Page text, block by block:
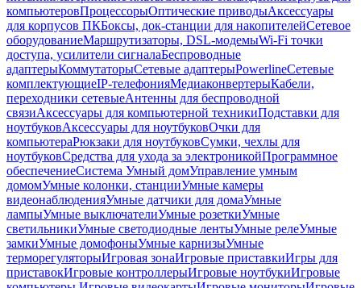
компьютеровПроцессорыОптические приводыАксессуары
для корпусов ПКБоксы, док-станции для накопителейСетевое
оборудованиеМаршрутизаторы, DSL-модемыWi-Fi точки
доступа, усилители сигналаБеспроводные
адаптерыКоммутаторыСетевые адаптерыPowerlineСетевые
комплектующиеIP-телефонияМедиаконвертерыКабели,
переходники сетевыеАнтенны для беспроводной
связиАксессуары для компьютерной техникиПодставки для
ноутбуковАксессуары для ноутбуковОчки для
компьютераРюкзаки для ноутбуковСумки, чехлы для
ноутбуковСредства для ухода за электроникойПрограммное
обеспечениеСистема Умный домУправление умным
домомУмные колонки, станцииУмные камеры
видеонаблюденияУмные датчики для домаУмные
лампыУмные выключателиУмные розеткиУмные
светильникиУмные светодиодные лентыУмные релеУмные
замкиУмные домофоныУмные карнизыУмные
терморегуляторыИгровая зонаИгровые приставкиИгры для
приставокИгровые контроллерыИгровые ноутбукиИгровые